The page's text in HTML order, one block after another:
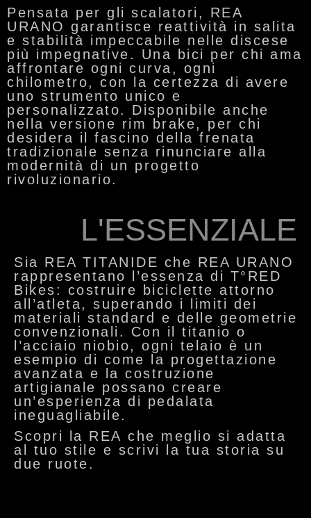
Pensata per gli scalatori, REA
URANO garantisce reattività in salita
e stabilità impeccabile nelle discese
più impegnative. Una bici per chi ama
affrontare ogni curva, ogni
chilometro, con la certezza di avere
uno strumento unico e
personalizzato. Disponibile anche
nella versione rim brake, per chi
desidera il fascino della frenata
tradizionale senza rinunciare alla
modernità di un progetto
rivoluzionario.
L'ESSENZIALE
Sia REA TITANIDE che REA URANO
rappresentano l’essenza di T°RED
Bikes: costruire biciclette attorno
all’atleta, superando i limiti dei
materiali standard e delle geometrie
convenzionali. Con il titanio o
l’acciaio niobio, ogni telaio è un
esempio di come la progettazione
avanzata e la costruzione
artigianale possano creare
un’esperienza di pedalata
ineguagliabile.
Scopri la REA che meglio si adatta
al tuo stile e scrivi la tua storia su
due ruote.